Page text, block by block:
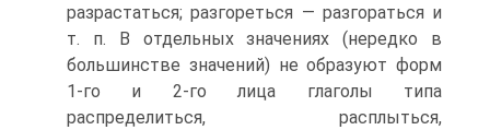
разрастаться; разгореться — разгораться и
т. п. В отдельных значениях (нередко в
большинстве значений) не образуют форм
1-го и 2-го лица глаголы типа
распределиться, расплыться,